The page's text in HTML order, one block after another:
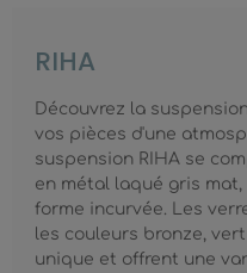
RIHA
Découvrez la
vos pièces d'une
suspension RIHA se
en métal laqué gris
forme incurvée. Les
les couleurs bronze,
unique et offrent une